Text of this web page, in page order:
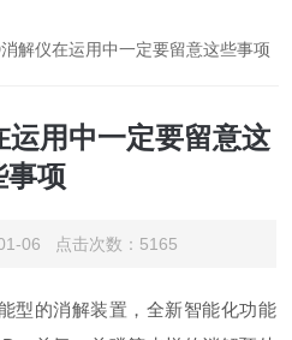
解仪在运用中一定要留意这些事项
运用中一定要留意这
事项
06 点击次数：5165
型的消解装置，全新智能化功能